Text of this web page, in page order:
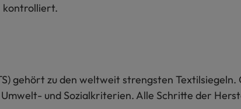
kontrolliert.
gehört zu den weltweit strengsten
und Sozialkriterien. Alle Schritte der